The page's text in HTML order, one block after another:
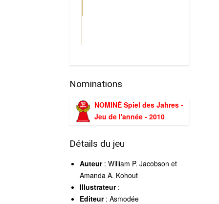
Nominations
NOMINÉ Spiel des Jahres -
Jeu de l'année - 2010
Détails du jeu
Auteur: William P. Jacobson et
Amanda A. Kohout
Illustrateur:
Editeur: Asmodée